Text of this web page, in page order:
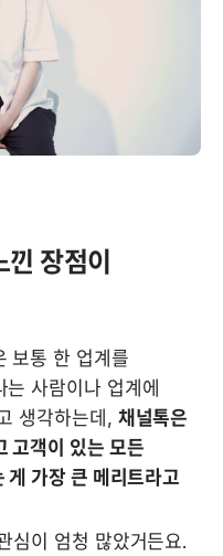
장점이
보통 한 업계를
사람이나 업계에
생각하는데, 채널톡은
고객이 있는 모든
게 가장 큰 메리트라고
심이 엄청 많았거든요.